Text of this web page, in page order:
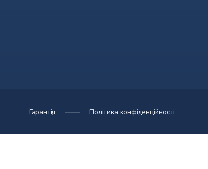
Політика конфіденційності
Гарантія